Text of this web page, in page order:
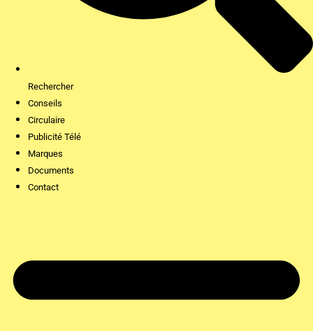
Rechercher
Conseils
Circulaire
Publicité Télé
Marques
Documents
Contact